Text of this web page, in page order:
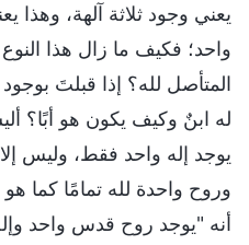
يعني وجود ثلاثة آلهة، وهذا
واحد؛ فكيف ما زال هذا
المتأصل لله؟ إذا قبلتَ
له ابنٌ وكيف يكون هو أبًا؟
يوجد إله واحد فقط، وليس
وروح واحدة لله تمامًا كما
أنه "يوجد روح قدس واحد